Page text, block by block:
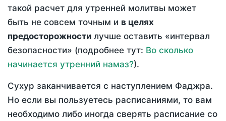
такой расчет для утренней молитвы может
быть не совсем точным и в целях
предосторожности лучше оставить «интервал
безопасности» (подробнее тут: Во сколько
начинается утренний намаз?).
Сухур заканчивается с наступлением Фаджра.
Но если вы пользуетесь расписаниями, то вам
необходимо либо иногда сверять расписание со